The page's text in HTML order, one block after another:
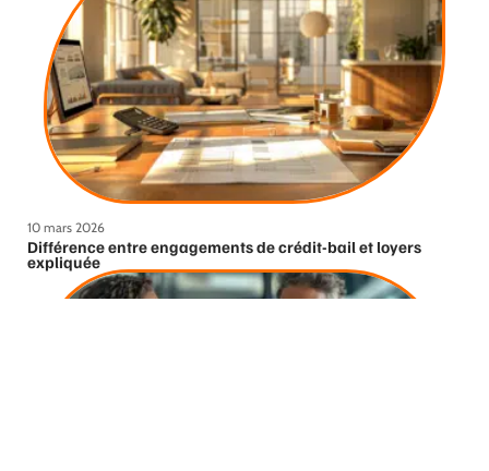
10 mars 2026
Différence entre engagements de crédit-bail et loyers
expliquée